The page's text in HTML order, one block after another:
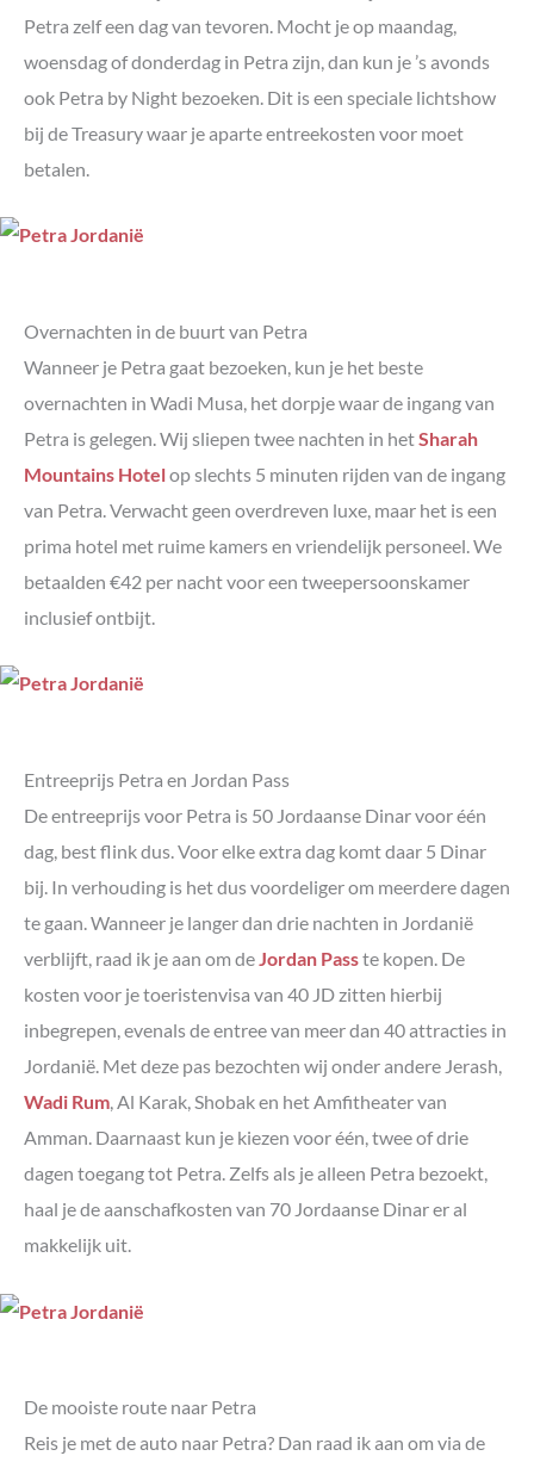
Petra zelf een dag van tevoren. Mocht je op maandag,
woensdag of donderdag in Petra zijn, dan kun je ’s avonds
ook Petra by Night bezoeken. Dit is een speciale lichtshow
bij de Treasury waar je aparte entreekosten voor moet
betalen.
Overnachten in de buurt van Petra
Wanneer je Petra gaat bezoeken, kun je het beste
overnachten in Wadi Musa, het dorpje waar de ingang van
Petra is gelegen. Wij sliepen twee nachten in hetSharah
Mountains Hotelop slechts 5 minuten rijden van de ingang
van Petra. Verwacht geen overdreven luxe, maar het is een
prima hotel met ruime kamers en vriendelijk personeel. We
betaalden €42 per nacht voor een tweepersoonskamer
inclusief ontbijt.
Entreeprijs Petra en Jordan Pass
De entreeprijs voor Petra is 50 Jordaanse Dinar voor één
dag, best flink dus. Voor elke extra dag komt daar 5 Dinar
bij. In verhouding is het dus voordeliger om meerdere dagen
te gaan. Wanneer je langer dan drie nachten in Jordanië
verblijft, raad ik je aan om deJordan Passte kopen. De
kosten voor je toeristenvisa van 40 JD zitten hierbij
inbegrepen, evenals de entree van meer dan 40 attracties in
Jordanië. Met deze pas bezochten wij onder andere Jerash,
Wadi Rum, Al Karak, Shobak en het Amfitheater van
Amman. Daarnaast kun je kiezen voor één, twee of drie
dagen toegang tot Petra. Zelfs als je alleen Petra bezoekt,
haal je de aanschafkosten van 70 Jordaanse Dinar er al
makkelijk uit.
De mooiste route naar Petra
Reis je met de auto naar Petra? Dan raad ik aan om via de